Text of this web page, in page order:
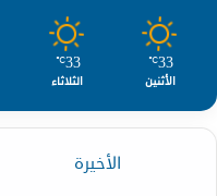
33
℃
الأثنين
33
℃
الثلاثاء
الأخيرة